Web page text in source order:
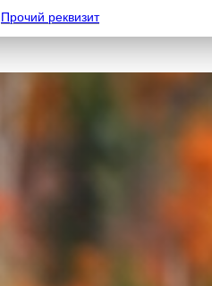
Прочий реквизит